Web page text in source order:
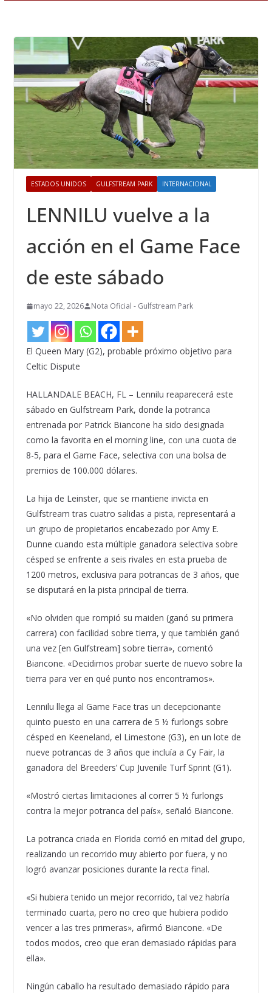
ESTADOS UNIDOS GULFSTREAM PARK INTERNACIONAL
LENNILU vuelve a la
acción en el Game Face
de este sábado
mayo 22, 2026 Nota Oficial - Gulfstream Park
El Queen Mary (G2), probable próximo objetivo para
Celtic Dispute
HALLANDALE BEACH, FL – Lennilu reaparecerá este
sábado en Gulfstream Park, donde la potranca
entrenada por Patrick Biancone ha sido designada
como la favorita en el morning line, con una cuota de
8-5, para el Game Face, selectiva con una bolsa de
premios de 100.000 dólares.
La hija de Leinster, que se mantiene invicta en
Gulfstream tras cuatro salidas a pista, representará a
un grupo de propietarios encabezado por Amy E.
Dunne cuando esta múltiple ganadora selectiva sobre
césped se enfrente a seis rivales en esta prueba de
1200 metros, exclusiva para potrancas de 3 años, que
se disputará en la pista principal de tierra.
«No olviden que rompió su maiden (ganó su primera
carrera) con facilidad sobre tierra, y que también ganó
una vez [en Gulfstream] sobre tierra», comentó
Biancone. «Decidimos probar suerte de nuevo sobre la
tierra para ver en qué punto nos encontramos».
Lennilu llega al Game Face tras un decepcionante
quinto puesto en una carrera de 5 ½ furlongs sobre
césped en Keeneland, el Limestone (G3), en un lote de
nueve potrancas de 3 años que incluía a Cy Fair, la
ganadora del Breeders’ Cup Juvenile Turf Sprint (G1).
«Mostró ciertas limitaciones al correr 5 ½ furlongs
contra la mejor potranca del país», señaló Biancone.
La potranca criada en Florida corrió en mitad del grupo,
realizando un recorrido muy abierto por fuera, y no
logró avanzar posiciones durante la recta final.
«Si hubiera tenido un mejor recorrido, tal vez habría
terminado cuarta, pero no creo que hubiera podido
vencer a las tres primeras», afirmó Biancone. «De
todos modos, creo que eran demasiado rápidas para
ella».
Ningún caballo ha resultado demasiado rápido para